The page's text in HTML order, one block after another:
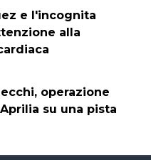
e l'incognita
alla
operazione
su una pista